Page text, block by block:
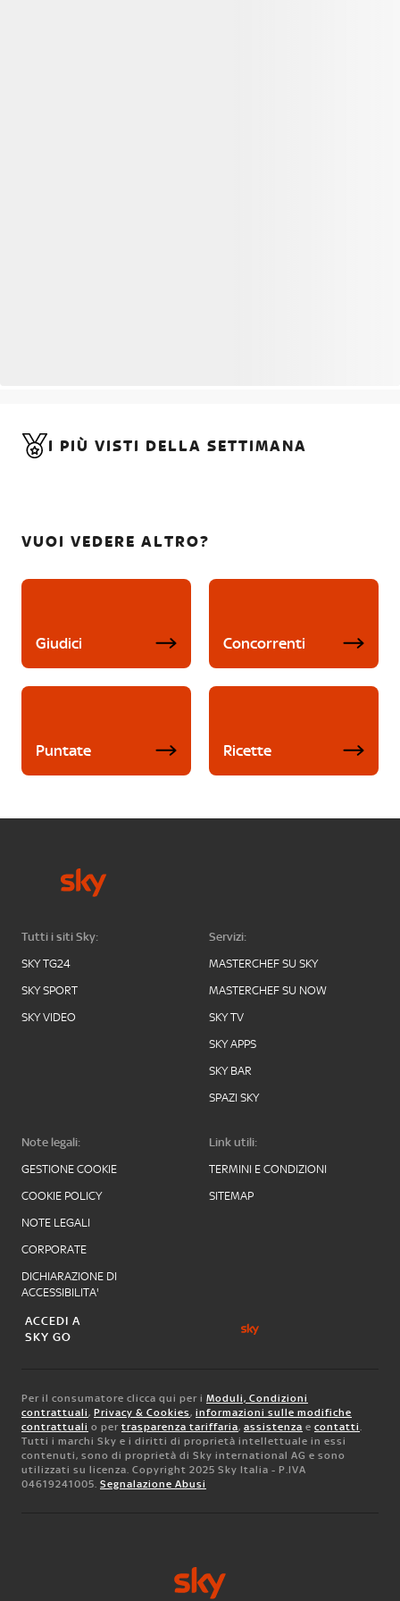
I PIÙ VISTI DELLA SETTIMANA
VUOI VEDERE ALTRO?
Giudici Concorrenti
Puntate Ricette
Tutti i siti Sky:
SKY TG24
SKY SPORT
SKY VIDEO
Servizi:
MASTERCHEF SU SKY
MASTERCHEF SU NOW
SKY TV
SKY APPS
SKY BAR
SPAZI SKY
Note legali:
GESTIONE COOKIE
COOKIE POLICY
NOTE LEGALI
CORPORATE
DICHIARAZIONE DI
ACCESSIBILITA'
Link utili:
TERMINI E CONDIZIONI
SITEMAP
ACCEDI A
SKY GO
Per il consumatore clicca qui per i Moduli, Condizioni
contrattuali, Privacy & Cookies, informazioni sulle modifiche
contrattuali o per trasparenza tariffaria, assistenza e contatti.
Tutti i marchi Sky e i diritti di proprietà intellettuale in essi
contenuti, sono di proprietà di Sky international AG e sono
utilizzati su licenza. Copyright 2025 Sky Italia - P.IVA
04619241005. Segnalazione Abusi